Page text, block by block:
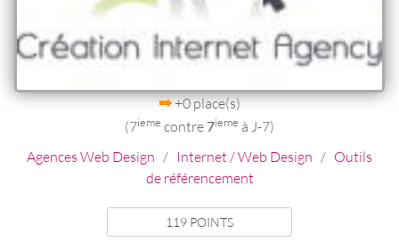
+0 place(s)
(7ieme contre 7ieme à J-7)
Agences Web Design / Internet / Web Design / Outils
de référencement
119 POINTS